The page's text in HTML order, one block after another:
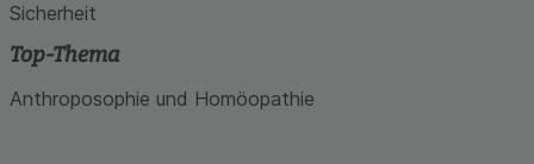
Sicherheit
Top-Thema
Anthroposophie und Homöopathie